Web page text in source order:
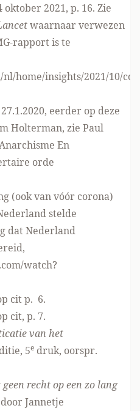
oktober 2021, p. 16. Zie
waarnaar verwezen
rapport is te
home/insights/2021/10/
27.1.2020, eerder op deze
Holterman, zie Paul
En
orde
(ook van vóór corona)
stelde
dat Nederland
watch?
cit p. 6.
cit, p. 7.
van het
5e druk, oorspr.
recht op een zo lang
Jannetje